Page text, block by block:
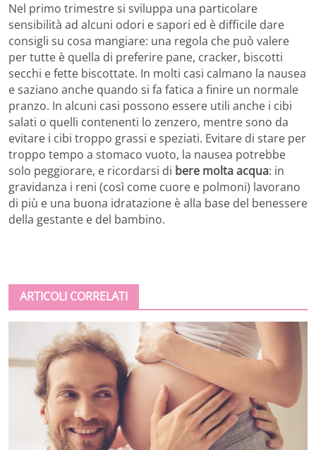
Nel primo trimestre si sviluppa una particolare
sensibilità ad alcuni odori e sapori ed è difficile dare
consigli su cosa mangiare: una regola che può valere
per tutte è quella di preferire pane, cracker, biscotti
secchi e fette biscottate. In molti casi calmano la nausea
e saziano anche quando si fa fatica a finire un normale
pranzo. In alcuni casi possono essere utili anche i cibi
salati o quelli contenenti lo zenzero, mentre sono da
evitare i cibi troppo grassi e speziati. Evitare di stare per
troppo tempo a stomaco vuoto, la nausea potrebbe
solo peggiorare, e ricordarsi di bere molta acqua: in
gravidanza i reni (così come cuore e polmoni) lavorano
di più e una buona idratazione è alla base del benessere
della gestante e del bambino.
ARTICOLI CORRELATI